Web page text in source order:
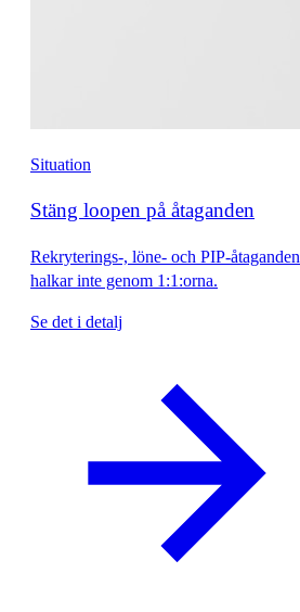
Situation
Stäng loopen på åtaganden
Rekryterings-, löne- och PIP-åtaganden
halkar inte genom 1:1:orna.
Se det i detalj